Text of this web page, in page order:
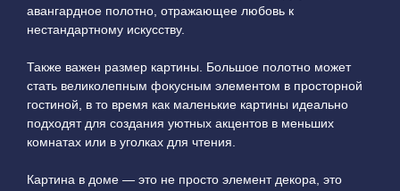
авангардное полотно, отражающее любовь к
нестандартному искусству.
Также важен размер картины. Большое полотно может
стать великолепным фокусным элементом в просторной
гостиной, в то время как маленькие картины идеально
подходят для создания уютных акцентов в меньших
комнатах или в уголках для чтения.
Картина в доме — это не просто элемент декора, это